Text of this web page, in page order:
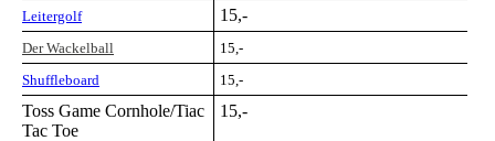
Leitergolf
15,-
Der Wackelball
15,-
Shuffleboard
15,-
Toss Game Cornhole/Tiac
Tac Toe
15,-